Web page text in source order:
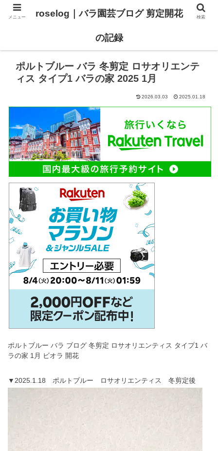
ポルトブルー バラ 冬剪定 ロサオリエンテ
ィス タイプ1 バラの家 2025 1月
2026.03.03 2025.01.18
ポルトブルー バラ ブログ 冬剪定 ロサオリエンティス タイプ1 バ
ラの家 1月 ビオラ 開花
▼2025.1.18 ポルトブルー ロサオリエンティス 冬剪定後
メニュー roselog｜バラ園芸ブログ 剪定開花
の記録
検索